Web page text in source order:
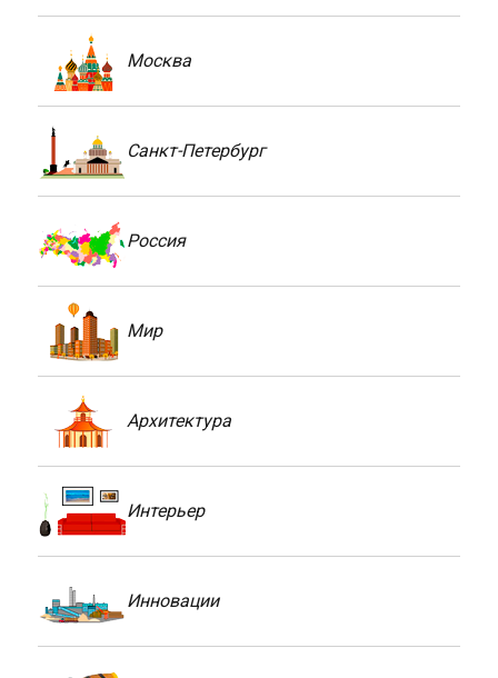
Москва
Санкт-Петербург
Россия
Мир
Архитектура
Интерьер
Инновации